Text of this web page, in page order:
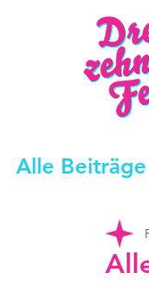
Alle Beiträge